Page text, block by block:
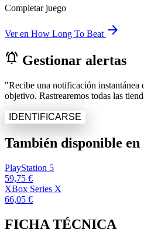
Completar juego
Ver en How Long To Beat arrow_forward
notifications_active Gestionar alertas
"Recibe una notificación instantánea
objetivo. Rastrearemos todas las
IDENTIFICARSE
También disponible en
PlayStation 5
59,75 €
XBox Series X
66,05 €
FICHA TÉCNICA